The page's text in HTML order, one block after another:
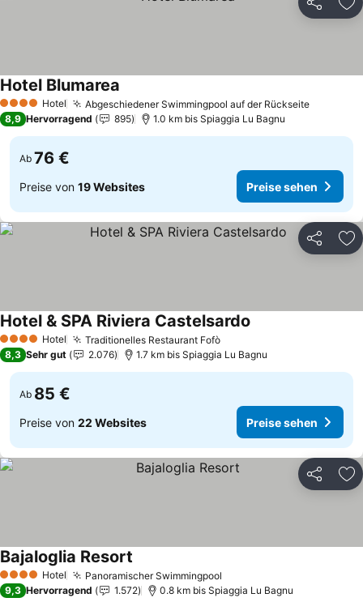
Teilen
4 Sterne Hotel Abgeschiedener Swimmingpool auf der Rückseite
Hotel Blumarea
8,9 Hervorragend 895 1.0 km bis Spiaggia Lu Bagnu
Ab 76 €
Preise von 19 Websites Preise sehen
Teilen
4 Sterne Hotel Traditionelles Restaurant Fofò
Hotel & SPA Riviera Castelsardo
8,3 Sehr gut 2.076 1.7 km bis Spiaggia Lu Bagnu
Ab 85 €
Preise von 22 Websites Preise sehen
Teilen
4 Sterne Hotel Panoramischer Swimmingpool
Bajaloglia Resort
9,3 Hervorragend 1.572 0.8 km bis Spiaggia Lu Bagnu